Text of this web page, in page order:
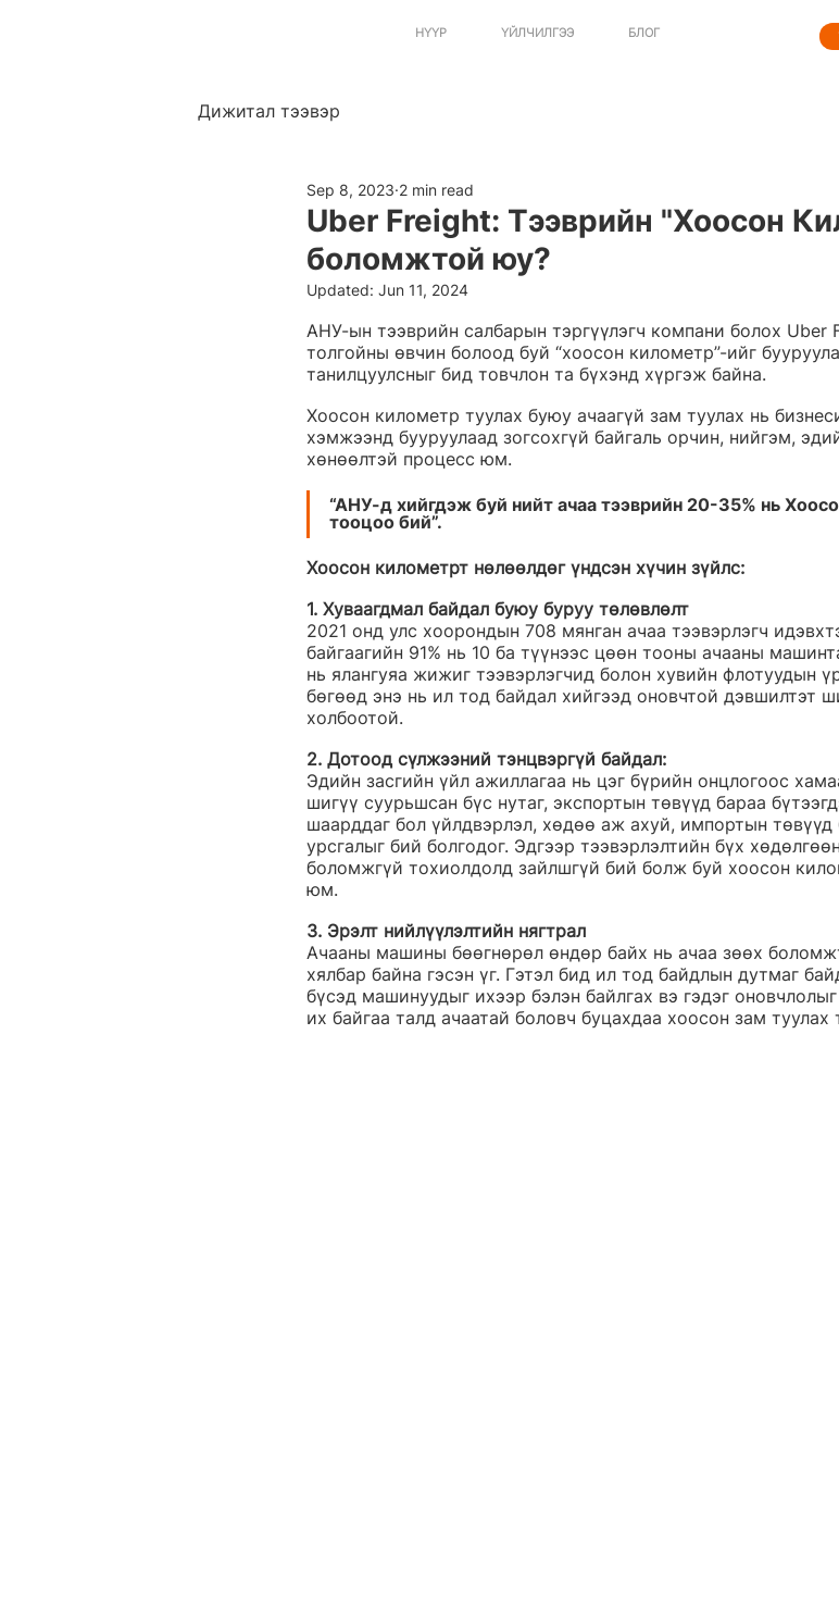
НҮҮР ҮЙЛЧИЛГЭЭ БЛОГ
Дижитал тээвэр
Uber Freight: Тээврийн "Хоосон
боломжтой юу?
Sep 8, 2023 2 min read
Updated: Jun 11, 2024
АНУ-ын тээврийн салбарын тэргүүлэгч компани болох Uber
толгойны өвчин болоод буй “хоосон километр”-ийг
танилцуулсныг бид товчлон та бүхэнд хүргэж байна.
Хоосон километр туулах буюу ачаагүй зам туулах нь
хэмжээнд бууруулаад зогсохгүй байгаль орчин, нийгэм,
хөнөөлтэй процесс юм.
“АНУ-д хийгдэж буй нийт ачаа тээврийн 20-35% нь
тооцоо бий”.
Хоосон километрт нөлөөлдөг үндсэн хүчин зүйлс:
1. Хуваагдмал байдал буюу буруу төлөвлөлт
2021 онд улс хоорондын 708 мянган ачаа тээвэрлэгч
байгаагийн 91% нь 10 ба түүнээс цөөн тооны ачааны
нь ялангуяа жижиг тээвэрлэгчид болон хувийн флотуудын
бөгөөд энэ нь ил тод байдал хийгээд оновчтой дэвшилтэт
холбоотой.
2. Дотоод сүлжээний тэнцвэргүй байдал:
Эдийн засгийн үйл ажиллагаа нь цэг бүрийн онцлогоос
шигүү суурьшсан бүс нутаг, экспортын төвүүд бараа
шаарддаг бол үйлдвэрлэл, хөдөө аж ахуй, импортын төвүүд
урсгалыг бий болгодог. Эдгээр тээвэрлэлтийн бүх
боломжгүй тохиолдолд зайлшгүй бий болж буй хоосон
юм.
3. Эрэлт нийлүүлэлтийн нягтрал
Ачааны машины бөөгнөрөл өндөр байх нь ачаа зөөх
хялбар байна гэсэн үг. Гэтэл бид ил тод байдлын дутмаг
бүсэд машинуудыг ихээр бэлэн байлгах вэ гэдэг
их байгаа талд ачаатай боловч буцахдаа хоосон зам туулах